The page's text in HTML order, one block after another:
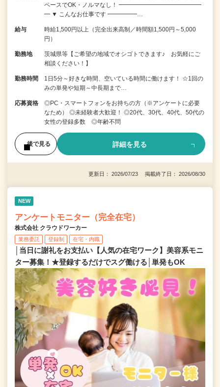
ペースでOK・ノルマなし！ ━━━━━━━━━━━━━━
━ ▼ こんなお仕事です ━━━━━…
給与
時給1,500円以上（完全出来高制／時間額1,500円～5,000
円）
勤務地
茨城県等【ご希望の地域でオシゴトできます♪ お気軽にご
相談ください！】
勤務時間
1日5分～好きな時間、空いている時間に働けます！ ☆1回の
みの単発や短期～中長期まで…
応募資格
◎PC・スマートフォンをお持ちの方（※アンケートに必要
なため） ◎未経験者大歓迎！ ◎20代、30代、40代、50代の
女性の登録多数 ◎年齢不問
後で見る 詳細を見る
更新日： 2026/07/23 掲載終了日： 2026/08/30
NEW
アンケートモニター（完全在宅）
株式会社 クラウドワーカー
業務委託 登録制 在宅・内職
│当日に謝礼をお支払い【人気の在宅ワーク】美容系モニ
ター募集！★登録するだけでスグ働ける│単発もOK